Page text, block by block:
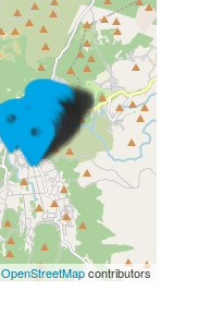
OpenStreetMapcontributors